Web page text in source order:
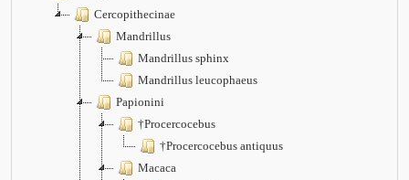
Cercopithecinae
Mandrillus
Mandrillus sphinx
Mandrillus leucophaeus
Papionini
†Procercocebus
†Procercocebus antiquus
Macaca